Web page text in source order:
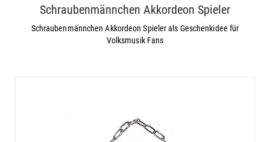
Schraubenmännchen Akkordeon Spieler
Schraubenmännchen Akkordeon Spieler als Geschenkidee für
Volksmusik Fans